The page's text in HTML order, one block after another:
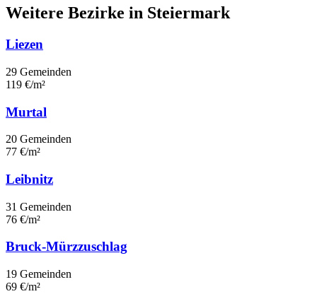
Weitere Bezirke in Steiermark
Liezen
29 Gemeinden
119 €/m²
Murtal
20 Gemeinden
77 €/m²
Leibnitz
31 Gemeinden
76 €/m²
Bruck-Mürzzuschlag
19 Gemeinden
69 €/m²